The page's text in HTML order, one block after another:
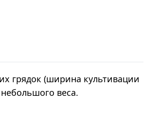
грядок (ширина культивации
веса.